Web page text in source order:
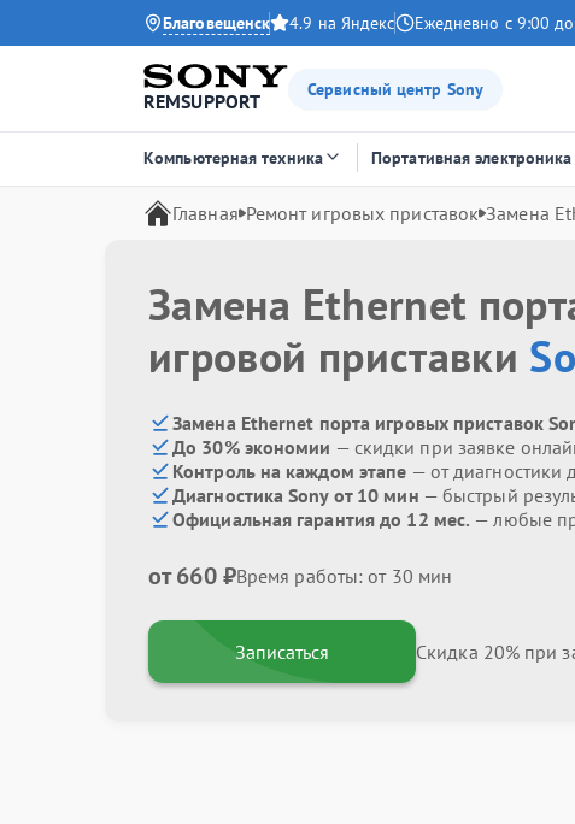
Благовещенск 4.9 на Яндекс Ежедневно с 9:00
REMSUPPORT
Сервисный центр Sony
Компьютерная техника Портативная электроника
Главная Ремонт игровых приставок Замена
Замена Ethernet
игровой приставки
Замена Ethernet порта игровых приставок
До 30% экономии — скидки при заявке
Контроль на каждом этапе — от диагностики
Диагностика Sony от 10 мин — быстрый
Официальная гарантия до 12 мес. — любые
от 660 ₽Время работы: от 30 мин
Записаться Скидка 20% при